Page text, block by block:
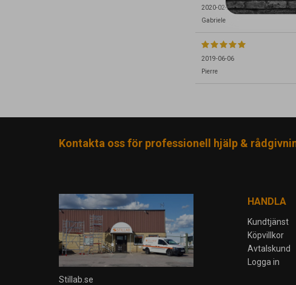
2020-02-24
Gabriele
2019-06-06
Pierre
Kontakta oss för professionell hjälp &
Stillab.se
HANDLA
Kundtjänst
Köpvillkor
Avtalskund
Logga in